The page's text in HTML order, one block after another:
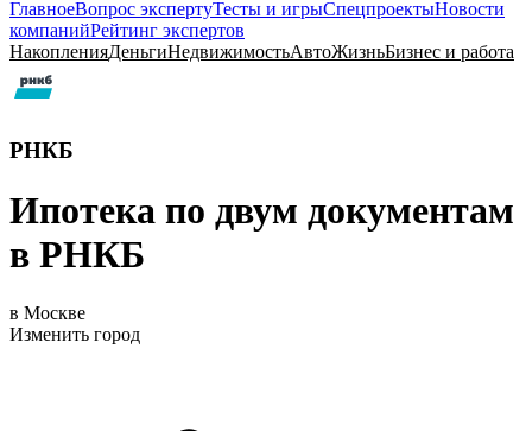
ГлавноеВопрос экспертуТесты и игрыСпецпроектыНовости
компанийРейтинг экспертов
НакопленияДеньгиНедвижимостьАвтоЖизньБизнес и работа
РНКБ
Ипотека по двум документам
в РНКБ
в Москве
Изменить город